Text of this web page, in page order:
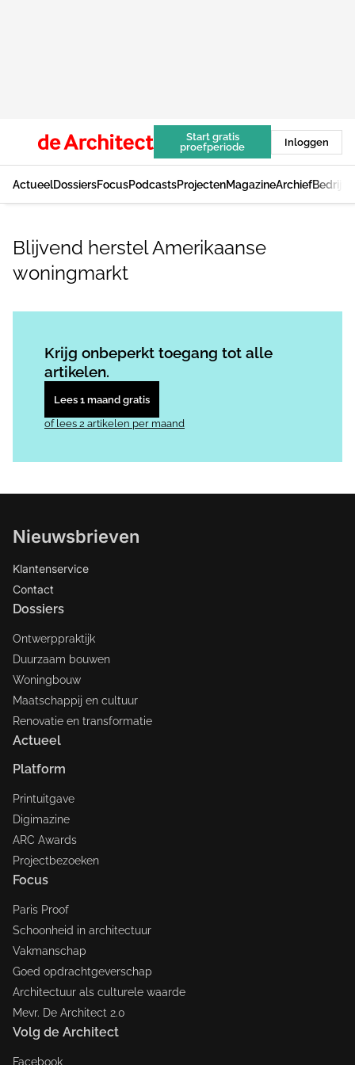
Start gratis
proefperiode
Inloggen
ActueelDossiersFocusPodcastsProjectenMagazineArchief
Blijvend herstel Amerikaanse
woningmarkt
Krijg onbeperkt toegang tot alle
artikelen.
Lees 1 maand gratis
of lees 2 artikelen per maand
Nieuwsbrieven
Klantenservice
Contact
Dossiers
Ontwerppraktijk
Duurzaam bouwen
Woningbouw
Maatschappij en cultuur
Renovatie en transformatie
Actueel
Platform
Printuitgave
Digimazine
ARC Awards
Projectbezoeken
Focus
Paris Proof
Schoonheid in architectuur
Vakmanschap
Goed opdrachtgeverschap
Architectuur als culturele waarde
Mevr. De Architect 2.0
Volg de Architect
Facebook